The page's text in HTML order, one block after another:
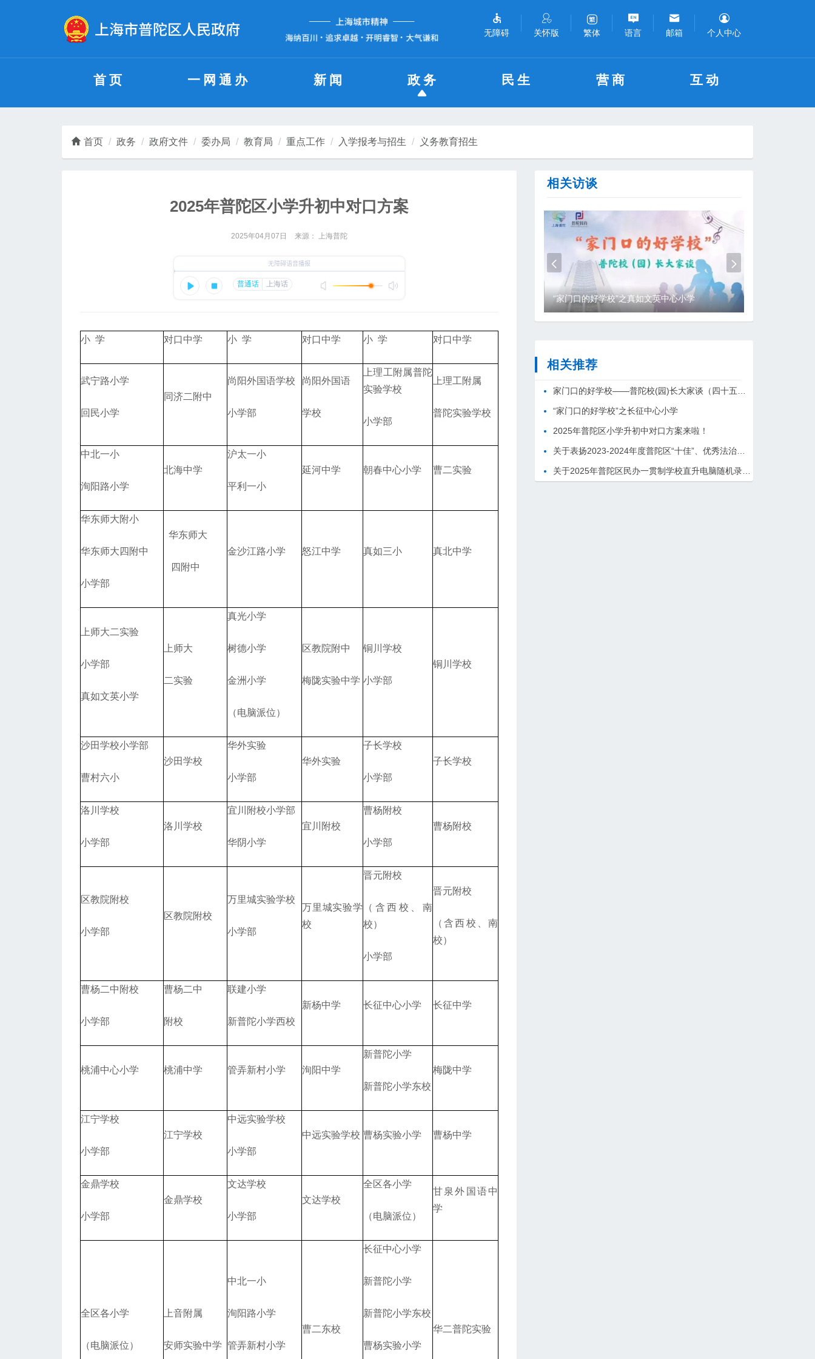
无障碍 关怀版 繁体 语言 邮箱 个人中心
首页 一网通办 新闻 政务 民生 营商 互动
首页 政务 政府文件 委办局 教育局 重点工作 入学报考与招生 义务教育招生
2025年普陀区小学升初中对口方案
2025年04月07日 来源： 上海普陀
小 学 对口中学 小 学 对口中学 小 学 对口中学
武宁路小学
回民小学
同济二附中
尚阳外国语学校
小学部
尚阳外国语
学校
上理工附属普陀
实验学校
小学部
上理工附属
普陀实验学校
中北一小
洵阳路小学
北海中学
沪太一小
平利一小
延河中学 朝春中心小学 曹二实验
华东师大附小
华东师大四附中
小学部
华东师大
四附中
金沙江路小学 怒江中学 真如三小 真北中学
上师大二实验
小学部
真如文英小学
上师大
二实验
真光小学
树德小学
金洲小学
（电脑派位）
区教院附中
梅陇实验中学
铜川学校
小学部
铜川学校
沙田学校小学部
曹村六小
沙田学校
华外实验
小学部
华外实验
子长学校
小学部
子长学校
洛川学校
小学部
洛川学校
宜川附校小学部
华阴小学
宜川附校
曹杨附校
小学部
曹杨附校
区教院附校
小学部
区教院附校
万里城实验学校
小学部
万里城实验学
校
晋元附校
（含西校、南
校）
小学部
晋元附校
（含西校、南
校）
曹杨二中附校
小学部
曹杨二中
附校
联建小学
新普陀小学西校
新杨中学 长征中心小学 长征中学
桃浦中心小学 桃浦中学 管弄新村小学 洵阳中学
新普陀小学
新普陀小学东校
梅陇中学
江宁学校
小学部
江宁学校
中远实验学校
小学部
中远实验学校 曹杨实验小学 曹杨中学
金鼎学校
小学部
金鼎学校
文达学校
小学部
文达学校
全区各小学
（电脑派位）
甘泉外国语中
学
全区各小学
（电脑派位）
上音附属
安师实验中学
中北一小
洵阳路小学
管弄新村小学
曹二东校
长征中心小学
新普陀小学
新普陀小学东校
曹杨实验小学
华二普陀实验
相关推荐
“家门口的好学校”之长征中心小学
2025年普陀区小学升初中对口方案来啦！